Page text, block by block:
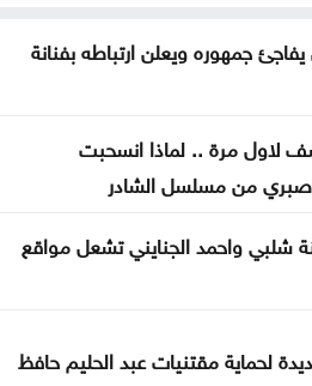
جمهوره ويعلن ارتباطه بفنانة
لاول مرة .. لماذا انسحبت
من مسلسل الشادر
شلبي واحمد الجنايني تشعل مواقع
لحماية مقتنيات عبد الحليم حافظ